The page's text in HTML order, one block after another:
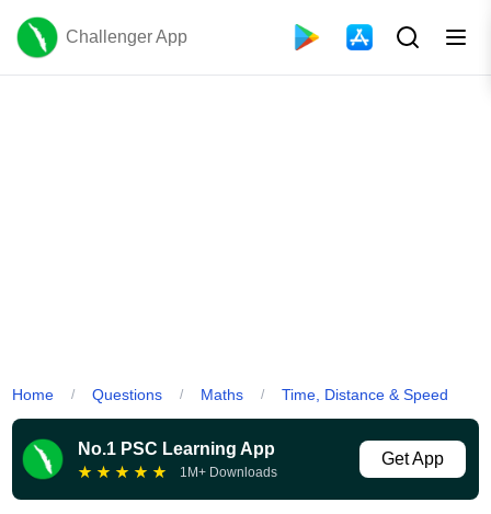
Challenger App
Home / Questions / Maths / Time, Distance & Speed
No.1 PSC Learning App
★ ★ ★ ★ ★ 1M+ Downloads
Get App